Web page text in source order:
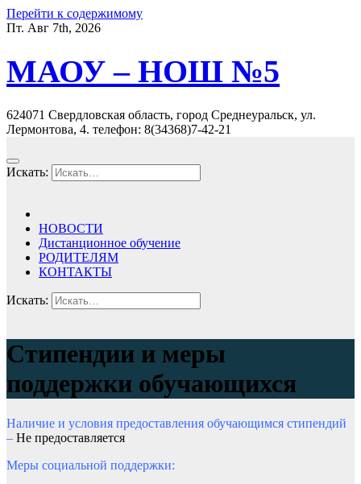
Перейти к содержимому
Пт. Авг 7th, 2026
МАОУ – НОШ №5
624071 Свердловская область, город Среднеуральск, ул.
Лермонтова, 4. телефон: 8(34368)7-42-21
Искать:
НОВОСТИ
Дистанционное обучение
РОДИТЕЛЯМ
КОНТАКТЫ
Искать:
Стипендии и меры
поддержки обучающихся
Наличие и условия предоставления обучающимся стипендий
– Не предоставляется
Меры социальной поддержки: